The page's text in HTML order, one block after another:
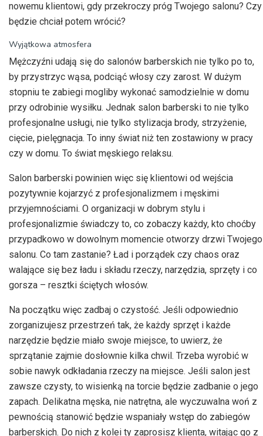
nowemu klientowi, gdy przekroczy próg Twojego salonu? Czy
będzie chciał potem wrócić?
Wyjątkowa atmosfera
Mężczyźni udają się do salonów barberskich nie tylko po to,
by przystrzyc wąsa, podciąć włosy czy zarost. W dużym
stopniu te zabiegi mogliby wykonać samodzielnie w domu
przy odrobinie wysiłku. Jednak salon barberski to nie tylko
profesjonalne usługi, nie tylko stylizacja brody, strzyżenie,
cięcie, pielęgnacja. To inny świat niż ten zostawiony w pracy
czy w domu. To świat męskiego relaksu.
Salon barberski powinien więc się klientowi od wejścia
pozytywnie kojarzyć z profesjonalizmem i męskimi
przyjemnościami. O organizacji w dobrym stylu i
profesjonalizmie świadczy to, co zobaczy każdy, kto choćby
przypadkowo w dowolnym momencie otworzy drzwi Twojego
salonu. Co tam zastanie? Ład i porządek czy chaos oraz
walające się bez ładu i składu rzeczy, narzędzia, sprzęty i co
gorsza – resztki ściętych włosów.
Na początku więc zadbaj o czystość. Jeśli odpowiednio
zorganizujesz przestrzeń tak, że każdy sprzęt i każde
narzędzie będzie miało swoje miejsce, to uwierz, że
sprzątanie zajmie dosłownie kilka chwil. Trzeba wyrobić w
sobie nawyk odkładania rzeczy na miejsce. Jeśli salon jest
zawsze czysty, to wisienką na torcie będzie zadbanie o jego
zapach. Delikatna męska, nie natrętna, ale wyczuwalna woń z
pewnością stanowić będzie wspaniały wstęp do zabiegów
barberskich. Do nich z kolei ty zaprosisz klienta, witając go z